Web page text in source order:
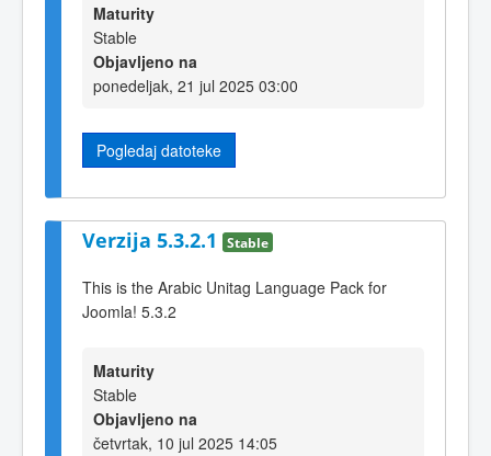
Maturity
Stable
Objavljeno na
ponedeljak, 21 jul 2025 03:00
Pogledaj datoteke
Verzija 5.3.2.1 Stable
This is the Arabic Unitag Language Pack for
Joomla! 5.3.2
Maturity
Stable
Objavljeno na
četvrtak, 10 jul 2025 14:05